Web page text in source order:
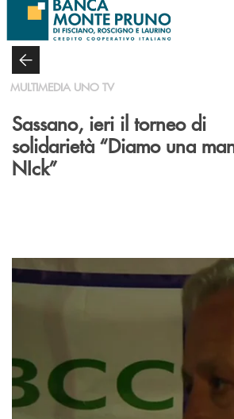
Salta al contenuto principale
MULTIMEDIA UNO TV
Sassano, ieri il torneo di
solidarietà “Diamo una
NIck”